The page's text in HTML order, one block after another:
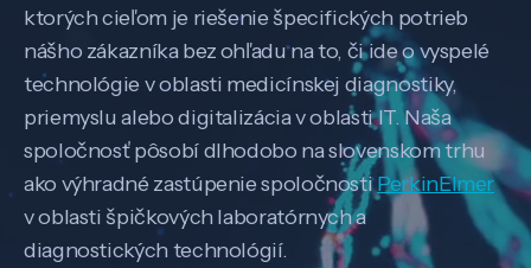
ktorých cieľom je riešenie špecifických potrieb
nášho zákazníka bez ohľadu na to, či ide o vyspelé
technológie v oblasti medicínskej diagnostiky,
priemyslu alebo digitalizácia v oblasti IT. Naša
spoločnosť pôsobí dlhodobo na slovenskom trhu
ako výhradné zastúpenie spoločnostiPerkinElmer
v oblasti špičkových laboratórnych a
diagnostických technológií.